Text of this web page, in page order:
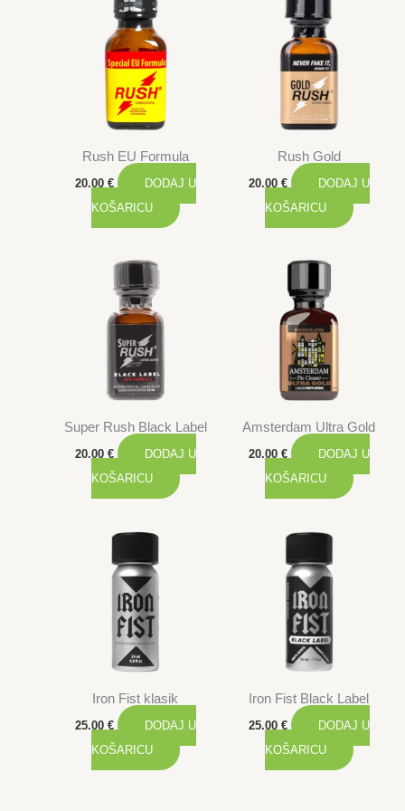
Rush EU Formula
20.00 €
DODAJ U
KOŠARICU
Rush Gold
20.00 €
DODAJ U
KOŠARICU
Super Rush Black Label
20.00 €
DODAJ U
KOŠARICU
Amsterdam Ultra Gold
20.00 €
DODAJ U
KOŠARICU
Iron Fist klasik
25.00 €
DODAJ U
KOŠARICU
Iron Fist Black Label
25.00 €
DODAJ U
KOŠARICU